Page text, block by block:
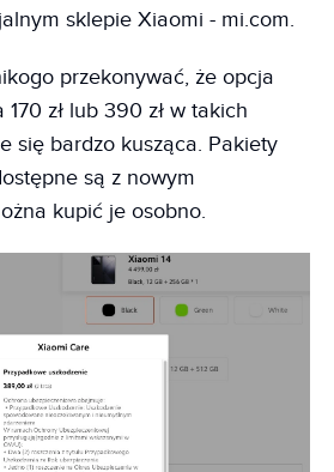
sklepie Xiaomi - mi.com.
przekonywać, że opcja
zł lub 390 zł w takich
się bardzo kusząca. Pakiety
są z nowym
kupić je osobno.